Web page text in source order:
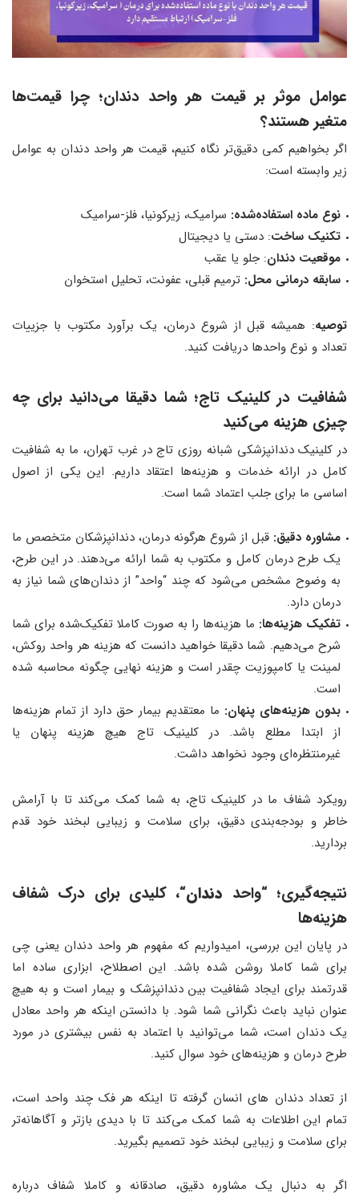
عوامل موثر بر قیمت هر واحد دندان؛ چرا قیمت‌ها
متغیر هستند؟
اگر بخواهیم کمی دقیق‌تر نگاه کنیم، قیمت هر واحد دندان به عوامل
زیر وابسته است:
نوع ماده استفاده‌شده: سرامیک، زیرکونیا، فلز-سرامیک
تکنیک ساخت: دستی یا دیجیتال
موقعیت دندان: جلو یا عقب
سابقه درمانی محل: ترمیم قبلی، عفونت، تحلیل استخوان
توصیه: همیشه قبل از شروع درمان، یک برآورد مکتوب با جزییات
تعداد و نوع واحدها دریافت کنید.
شفافیت در کلینیک تاج؛ شما دقیقا می‌دانید برای چه
چیزی هزینه می‌کنید
در کلینیک دندانپزشکی شبانه روزی تاج در غرب تهران، ما به شفافیت
کامل در ارائه خدمات و هزینه‌ها اعتقاد داریم. این یکی از اصول
اساسی ما برای جلب اعتماد شما است.
مشاوره دقیق: قبل از شروع هرگونه درمان، دندانپزشکان متخصص ما
یک طرح درمان کامل و مکتوب به شما ارائه می‌دهند. در این طرح،
به وضوح مشخص می‌شود که چند “واحد” از دندان‌های شما نیاز به
درمان دارد.
تفکیک هزینه‌ها: ما هزینه‌ها را به صورت کاملا تفکیک‌شده برای شما
شرح می‌دهیم. شما دقیقا خواهید دانست که هزینه هر واحد روکش،
لمینت یا کامپوزیت چقدر است و هزینه نهایی چگونه محاسبه شده
است.
بدون هزینه‌های پنهان: ما معتقدیم بیمار حق دارد از تمام هزینه‌ها
از ابتدا مطلع باشد. در کلینیک تاج هیچ هزینه پنهان یا
غیرمنتظره‌ای وجود نخواهد داشت.
رویکرد شفاف ما در کلینیک تاج، به شما کمک می‌کند تا با آرامش
خاطر و بودجه‌بندی دقیق، برای سلامت و زیبایی لبخند خود قدم
بردارید.
نتیجه‌گیری؛ “واحد دندان“، کلیدی برای درک شفاف
هزینه‌ها
در پایان این بررسی، امیدواریم که مفهوم هر واحد دندان یعنی چی
برای شما کاملا روشن شده باشد. این اصطلاح، ابزاری ساده اما
قدرتمند برای ایجاد شفافیت بین دندانپزشک و بیمار است و به هیچ
عنوان نباید باعث نگرانی شما شود. با دانستن اینکه هر واحد معادل
یک دندان است، شما می‌توانید با اعتماد به نفس بیشتری در مورد
طرح درمان و هزینه‌های خود سوال کنید.
از تعداد دندان های انسان گرفته تا اینکه هر فک چند واحد است،
تمام این اطلاعات به شما کمک می‌کند تا با دیدی بازتر و آگاهانه‌تر
برای سلامت و زیبایی لبخند خود تصمیم بگیرید.
اگر به دنبال یک مشاوره دقیق، صادقانه و کاملا شفاف درباره